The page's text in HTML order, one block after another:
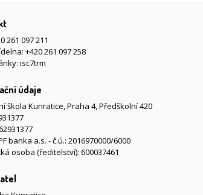
261 097 211
+420 261 097 258
isc7trm
údaje
škola Kunratice, Praha 4, Předškolní 420
banka a.s. - č.ú.: 2016970000/6000
osoba (ředitelství): 600037461